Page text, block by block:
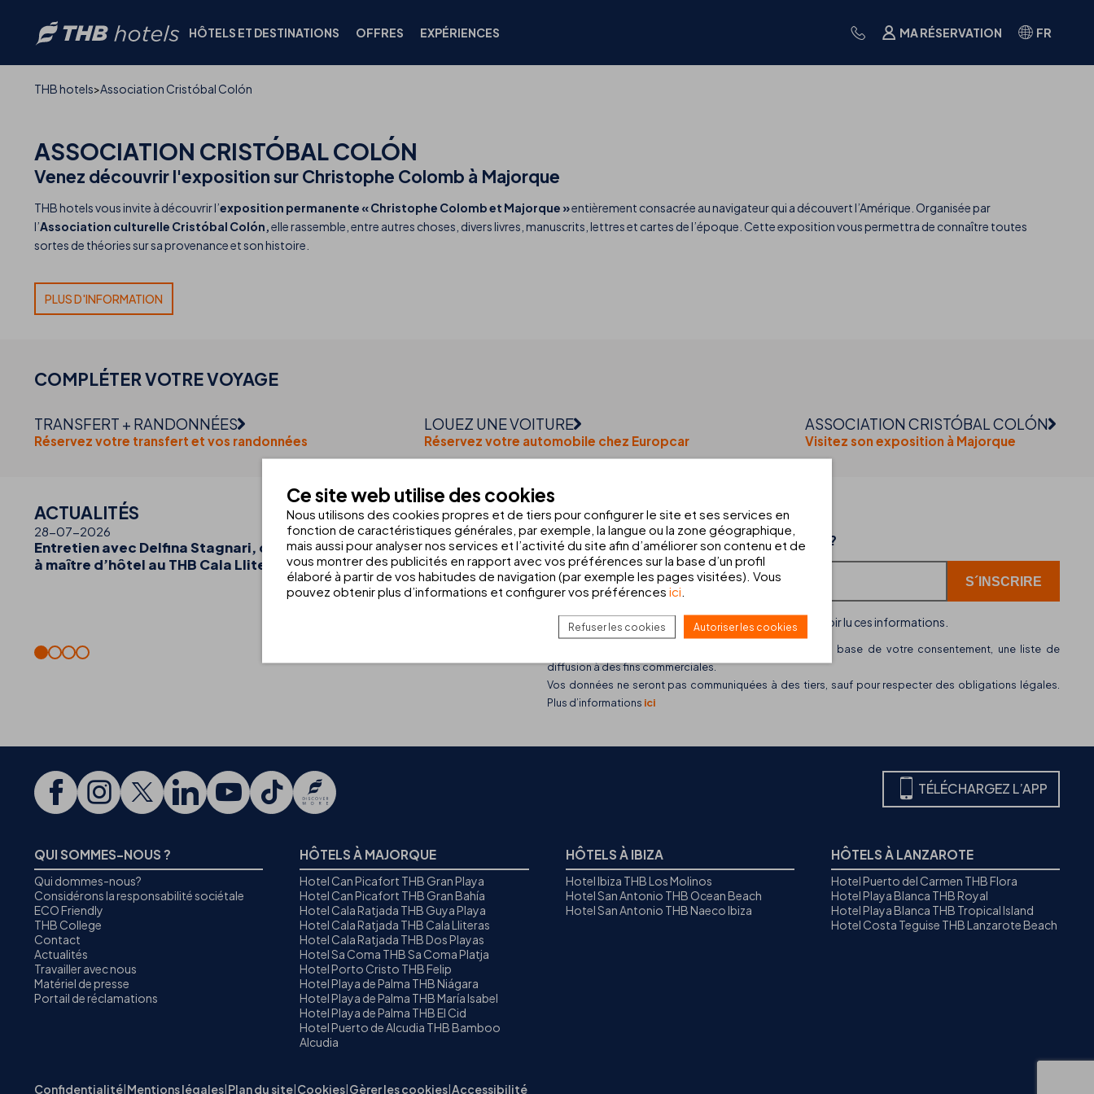
HÔTELS ET DESTINATIONS OFFRES EXPÉRIENCES MA RÉSERVATION FR
THB hotels Association Cristóbal Colón
ASSOCIATION CRISTÓBAL COLÓN
Venez découvrir l'exposition sur Christophe Colomb à Majorque
THB hotels vous invite à découvrir l’exposition permanente « Christophe Colomb et Majorque »entièrement consacrée au navigateur qui a découvert l’Amérique. Organisée par
l’Association culturelle Cristóbal Colón,elle rassemble, entre autres choses, divers livres, manuscrits, lettres et cartes de l’époque. Cette exposition vous permettra de connaître toutes
sortes de théories sur sa provenance et son histoire.
PLUS D'INFORMATION
COMPLÉTER VOTREVOYAGE
TRANSFERT + RANDONNÉES
Réservez votre transfert et vos randonnées
LOUEZ UNE VOITURE
Réservez votre automobile chez Europcar
ASSOCIATION CRISTÓBAL COLÓN
Visitez son exposition à Majorque
ACTUALITÉS VOIR TOUTES
28-07-2026
Entretien avec Delfina Stagnari, d’élève de FP duale
à maître d’hôtel au THB Cala Lliteras
20-07-2026
Découvrez les food trucks de THB hotels et leur
offre gastronomique
02-07-2026
THB hotels intègre WhatsApp comme nouveau
canal de service client
INSCRIPTION À LA NEWSLETTER
Voulez-vous recevoir nos dernières offres?
En cliquant sur le bouton d’envoi, vous affirmez avoir lu ces informations.
gère, sur la base de votre consentement, une liste de
diffusion à des fins commerciales.
Vos données ne seront pas communiquées à des tiers, sauf pour respecter des obligations légales.
Plus d’informations ici
TÉLÉCHARGEZ L’APP
QUI SOMMES-NOUS ?
Qui dommes-nous?
Considérons la responsabilité sociétale
ECO Friendly
THB College
Contact
Actualités
Travailler avec nous
Matériel de presse
Portail de réclamations
HÔTELS À MAJORQUE
Hotel Can Picafort THB Gran Playa
Hotel Can Picafort THB Gran Bahía
Hotel Cala Ratjada THB Guya Playa
Hotel Cala Ratjada THB Cala Lliteras
Hotel Cala Ratjada THB Dos Playas
Hotel Sa Coma THB Sa Coma Platja
Hotel Porto Cristo THB Felip
Hotel Playa de Palma THB Niágara
Hotel Playa de Palma THB María Isabel
Hotel Playa de Palma THB El Cid
Hotel Puerto de Alcudia THB Bamboo
Alcudia
HÔTELS À IBIZA
Hotel Ibiza THB Los Molinos
Hotel San Antonio THB Ocean Beach
Hotel San Antonio THB Naeco Ibiza
HÔTELS À LANZAROTE
Hotel Puerto del Carmen THB Flora
Hotel Playa Blanca THB Royal
Hotel Playa Blanca THB Tropical Island
Hotel Costa Teguise THB Lanzarote Beach
Confidentialité|Mentions légales|Plan du site|Cookies|Gèrer les cookies|Accessibilité
Ce site web utilise des cookies
Nous utilisons des cookies propres et de tiers pour configurer le site et ses services en
fonction de caractéristiques générales, par exemple, la langue ou la zone géographique,
mais aussi pour analyser nos services et l’activité du site afin d’améliorer son contenu et de
vous montrer des publicités en rapport avec vos préférences sur la base d’un profil
élaboré à partir de vos habitudes de navigation (par exemple les pages visitées). Vous
pouvez obtenir plus d’informations et configurer vos préférences ici
Refuser les cookies Autoriser les cookies